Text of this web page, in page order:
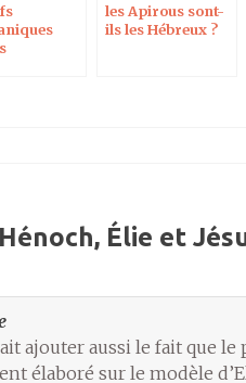
les Apirous sont-
ils les Hébreux ?
Hénoch, Élie et
ajouter aussi le fait que le
élaboré sur le modèle